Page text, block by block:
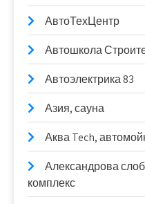
АвтоТехЦентр
Автошкола
Автоэлектрика 83
Азия, сауна
Аква Tech,
Александрова
комплекс